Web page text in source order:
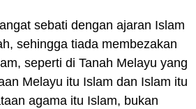
sebati dengan ajaran Islam
sehingga tiada membezakan
seperti di Tanah Melayu yang
Melayu itu Islam dan Islam itu
agama itu Islam, bukan